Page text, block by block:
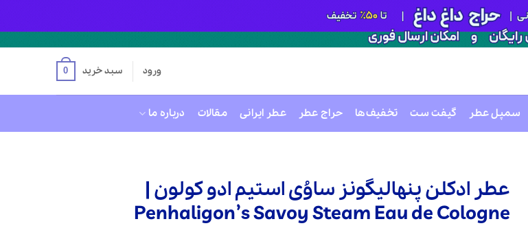
ورود سبد خرید 0
سمپل عطر گیفت ست تخفیف‌ها حراج عطر عطر ایرانی مقالات درباره ما
عطر ادکلن پنهالیگونز ساوُی استیم ادو کولون |
Penhaligon’s Savoy Steam Eau de Cologne